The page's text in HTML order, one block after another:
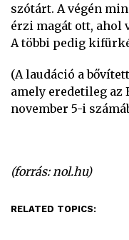
szótárt. A végén
érzi magát ott, ahol
A többi pedig
(A laudáció a
amely eredetileg az
november 5-i
(forrás: nol.hu)
RELATED TOPICS: